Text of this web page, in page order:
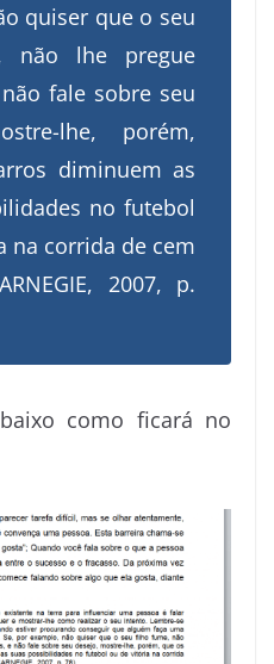
quiser que o seu
não lhe pregue
fale sobre seu
lhe, porém,
diminuem as
no futebol
na corrida de cem
2007, p.
como ficará no